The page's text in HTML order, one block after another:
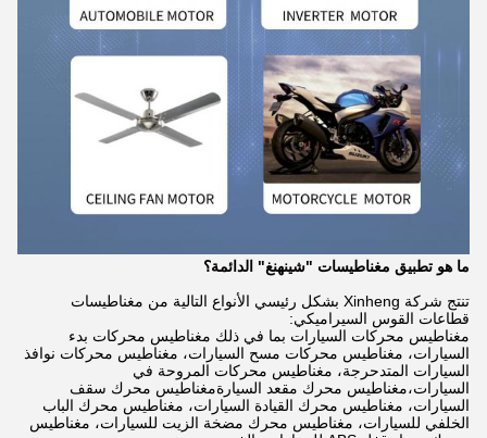
ما هو تطبيق مغناطيسات "شينهنغ" الدائمة؟
تنتج شركة Xinheng بشكل رئيسي الأنواع التالية من مغناطيسات
قطاعات القوس السيراميكي:
مغناطيس محركات السيارات بما في ذلك مغناطيس محركات بدء
السيارات، مغناطيس محركات مسح السيارات، مغناطيس محركات نوافذ
السيارات المتدحرجة، مغناطيس محركات المروحة في
السيارات،مغناطيس محرك مقعد السيارةمغناطيس محرك سقف
السيارات، مغناطيس محرك القيادة السيارات، مغناطيس محرك الباب
الخلفي للسيارات، مغناطيس محرك مضخة الزيت للسيارات، مغناطيس